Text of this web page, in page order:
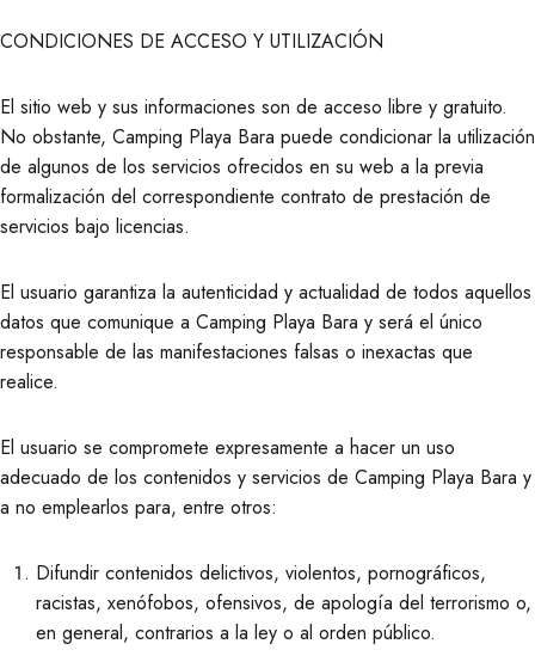
CONDICIONES DE ACCESO Y UTILIZACIÓN
El sitio web y sus informaciones son de acceso libre y gratuito.
No obstante, Camping Playa Bara puede condicionar la utilización
de algunos de los servicios ofrecidos en su web a la previa
formalización del correspondiente contrato de prestación de
servicios bajo licencias.
El usuario garantiza la autenticidad y actualidad de todos aquellos
datos que comunique a Camping Playa Bara y será el único
responsable de las manifestaciones falsas o inexactas que
realice.
El usuario se compromete expresamente a hacer un uso
adecuado de los contenidos y servicios de Camping Playa Bara y
a no emplearlos para, entre otros:
Difundir contenidos delictivos, violentos, pornográficos,
racistas, xenófobos, ofensivos, de apología del terrorismo o,
en general, contrarios a la ley o al orden público.